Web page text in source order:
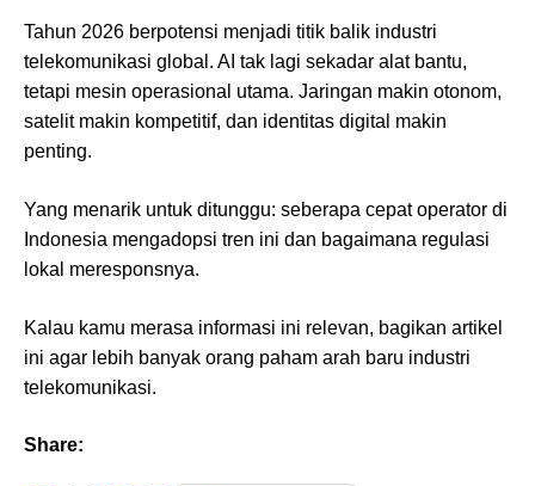
Tahun 2026 berpotensi menjadi titik balik industri
telekomunikasi global. AI tak lagi sekadar alat bantu,
tetapi mesin operasional utama. Jaringan makin otonom,
satelit makin kompetitif, dan identitas digital makin
penting.
Yang menarik untuk ditunggu: seberapa cepat operator di
Indonesia mengadopsi tren ini dan bagaimana regulasi
lokal meresponsnya.
Kalau kamu merasa informasi ini relevan, bagikan artikel
ini agar lebih banyak orang paham arah baru industri
telekomunikasi.
Share: